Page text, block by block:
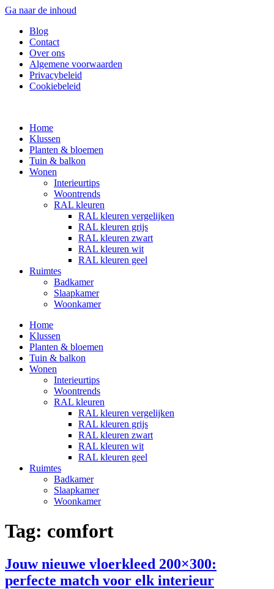
Ga naar de inhoud
Blog
Contact
Over ons
Algemene voorwaarden
Privacybeleid
Cookiebeleid
Home
Klussen
Planten & bloemen
Tuin & balkon
Wonen
Interieurtips
Woontrends
RAL kleuren
RAL kleuren vergelijken
RAL kleuren grijs
RAL kleuren zwart
RAL kleuren wit
RAL kleuren geel
Ruimtes
Badkamer
Slaapkamer
Woonkamer
Home
Klussen
Planten & bloemen
Tuin & balkon
Wonen
Interieurtips
Woontrends
RAL kleuren
RAL kleuren vergelijken
RAL kleuren grijs
RAL kleuren zwart
RAL kleuren wit
RAL kleuren geel
Ruimtes
Badkamer
Slaapkamer
Woonkamer
Tag: comfort
Jouw nieuwe vloerkleed 200×300:
perfecte match voor elk interieur